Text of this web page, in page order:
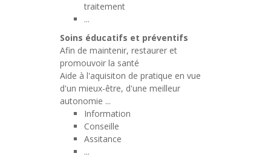
traitement
...
Soins éducatifs et préventifs
Afin de maintenir, restaurer et
promouvoir la santé
Aide à l'aquisiton de pratique en vue
d'un mieux-être, d'une meilleur
autonomie ...
Information
Conseille
Assitance
...